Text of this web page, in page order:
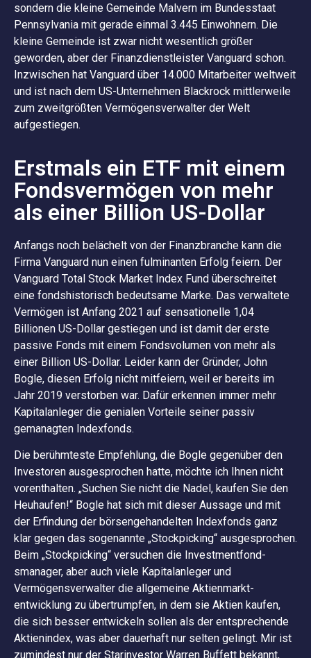
sondern die kleine Gemeinde Malvern im Bundesstaat
Pennsylvania mit gerade einmal 3.445 Einwohnern. Die
kleine Gemeinde ist zwar nicht wesentlich größer
geworden, aber der Finanzdienstleister Vanguard schon.
Inzwischen hat Vanguard über 14.000 Mitarbeiter weltweit
und ist nach dem US-Unternehmen Blackrock mittlerweile
zum zweitgrößten Vermögensverwalter der Welt
aufgestiegen.
Erstmals ein ETF mit einem
Fondsvermögen von mehr
als einer Billion US-Dollar
Anfangs noch belächelt von der Finanzbranche kann die
Firma Vanguard nun einen fulminanten Erfolg feiern. Der
Vanguard Total Stock Market Index Fund überschreitet
eine fondshistorisch bedeutsame Marke. Das verwaltete
Vermögen ist Anfang 2021 auf sensationelle 1,04
Billionen US-Dollar gestiegen und ist damit der erste
passive Fonds mit einem Fondsvolumen von mehr als
einer Billion US-Dollar. Leider kann der Gründer, John
Bogle, diesen Erfolg nicht mitfeiern, weil er bereits im
Jahr 2019 verstorben war. Dafür erkennen immer mehr
Kapitalanleger die genialen Vorteile seiner passiv
gemanagten Indexfonds.
Die berühmteste Empfehlung, die Bogle gegenüber den
Investoren ausgesprochen hatte, möchte ich Ihnen nicht
vorenthalten. „Suchen Sie nicht die Nadel, kaufen Sie den
Heuhaufen!“ Bogle hat sich mit dieser Aussage und mit
der Erfindung der börsengehandelten Indexfonds ganz
klar gegen das sogenannte „Stockpicking“ ausgesprochen.
Beim „Stockpicking“ versuchen die Investmentfond-
smanager, aber auch viele Kapitalanleger und
Vermögensverwalter die allgemeine Aktienmarkt-
entwicklung zu übertrumpfen, in dem sie Aktien kaufen,
die sich besser entwickeln sollen als der entsprechende
Aktienindex, was aber dauerhaft nur selten gelingt. Mir ist
zumindest nur der Starinvestor Warren Buffett bekannt,